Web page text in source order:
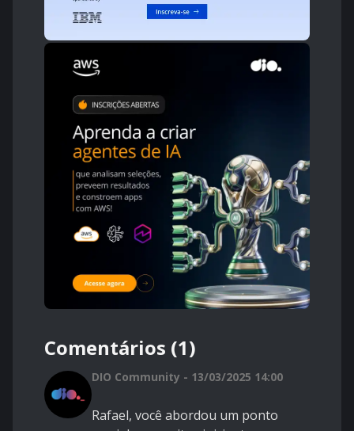
Comentários (1)
DIO Community - 13/03/2025 14:00
Rafael, você abordou um ponto